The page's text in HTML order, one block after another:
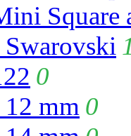
Square
0
mm 0